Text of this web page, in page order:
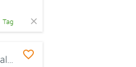
Tag
1 Zimmer Wohnung Appartement ERSTBEZUG Zentral Stadt Regensburg in einem Studenten Wohnheim für 2 Personen geeignet Schöne Wohnung mit Küchenzeile und Bad mit Tiefgaragenstellplatz Möbliert